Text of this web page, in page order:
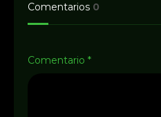
Comentarios 0
Comentario *